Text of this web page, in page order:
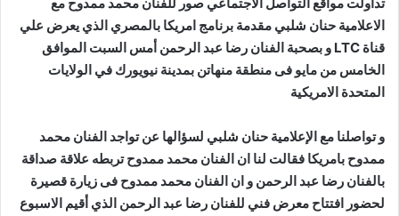
الاعلامية حنان شلبي مقدمة برنامج امريكا بالمصري الذي يعرض علي
قناة LTC و بصحبة الفنان رضا عبد الرحمن أمس السبت الموافق
الخامس من مايو فى منطقة منهاتن بمدينة نيويورك في الولايات
المتحدة الامريكية
و تواصلنا مع الإعلامية حنان شلبي لسؤالها عن تواجد الفنان محمد
ممدوح بامريكا فقالت لنا ان الفنان محمد ممدوح تربطه علاقة صداقة
بالفنان رضا عبد الرحمن و ان الفنان محمد ممدوح فى زيارة قصيرة
لحضور افتتاح معرض فني للفنان رضا عبد الرحمن الذي أقيم الاسبوع